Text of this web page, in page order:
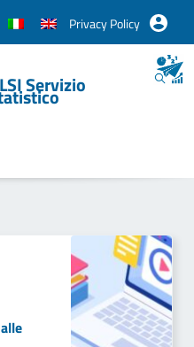
Privacy Policy
Servizio